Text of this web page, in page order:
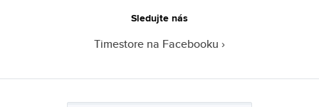
Sledujte nás
Timestore na Facebooku